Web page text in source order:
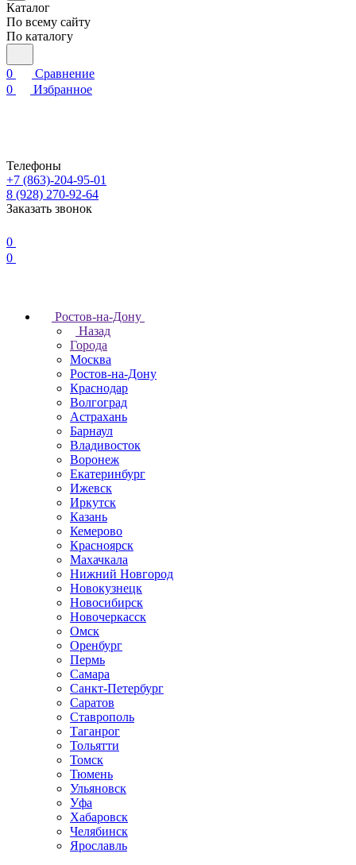
Каталог
По всему сайту
По каталогу
0
Сравнение
0
Избранное
Телефоны
+7 (863)-204-95-01
8 (928) 270-92-64
Заказать звонок
0
0
Ростов-на-Дону
Назад
Города
Москва
Ростов-на-Дону
Краснодар
Волгоград
Астрахань
Барнаул
Владивосток
Воронеж
Екатеринбург
Ижевск
Иркутск
Казань
Кемерово
Красноярск
Махачкала
Нижний Новгород
Новокузнецк
Новосибирск
Новочеркаcск
Омск
Оренбург
Пермь
Самара
Санкт-Петербург
Саратов
Ставрополь
Таганрог
Тольятти
Томск
Тюмень
Ульяновск
Уфа
Хабаровск
Челябинск
Ярославль